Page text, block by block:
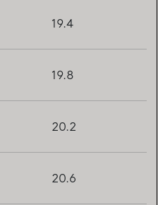
19.4
19.8
20.2
20.6